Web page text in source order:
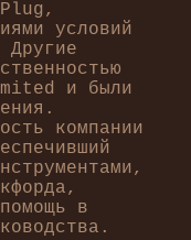
условий
Другие
и были
компании
в